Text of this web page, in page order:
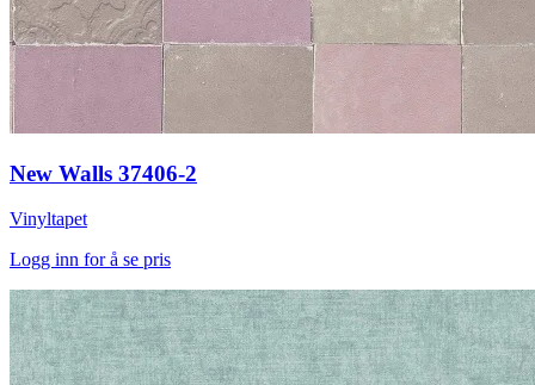
New Walls 37406-2
Vinyltapet
Logg inn for å se pris